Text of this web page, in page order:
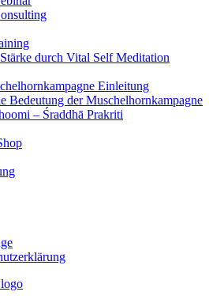
durch Vital Self Meditation
Einleitung
Bedeutung der Muschelhornkampagne
– Śraddhā Prakriti